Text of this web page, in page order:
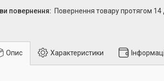
повернення товару протягом 14
Опис Характеристики